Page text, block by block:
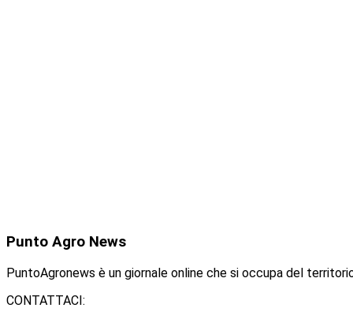
Punto Agro News
PuntoAgronews è un giornale online che si occupa del
CONTATTACI: